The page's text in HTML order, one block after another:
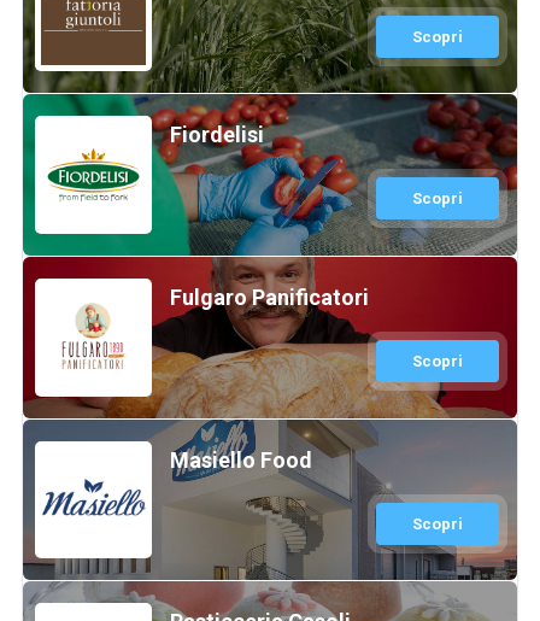
Scopri
Fiordelisi
Scopri
Fulgaro Panificatori
Scopri
Masiello Food
Scopri